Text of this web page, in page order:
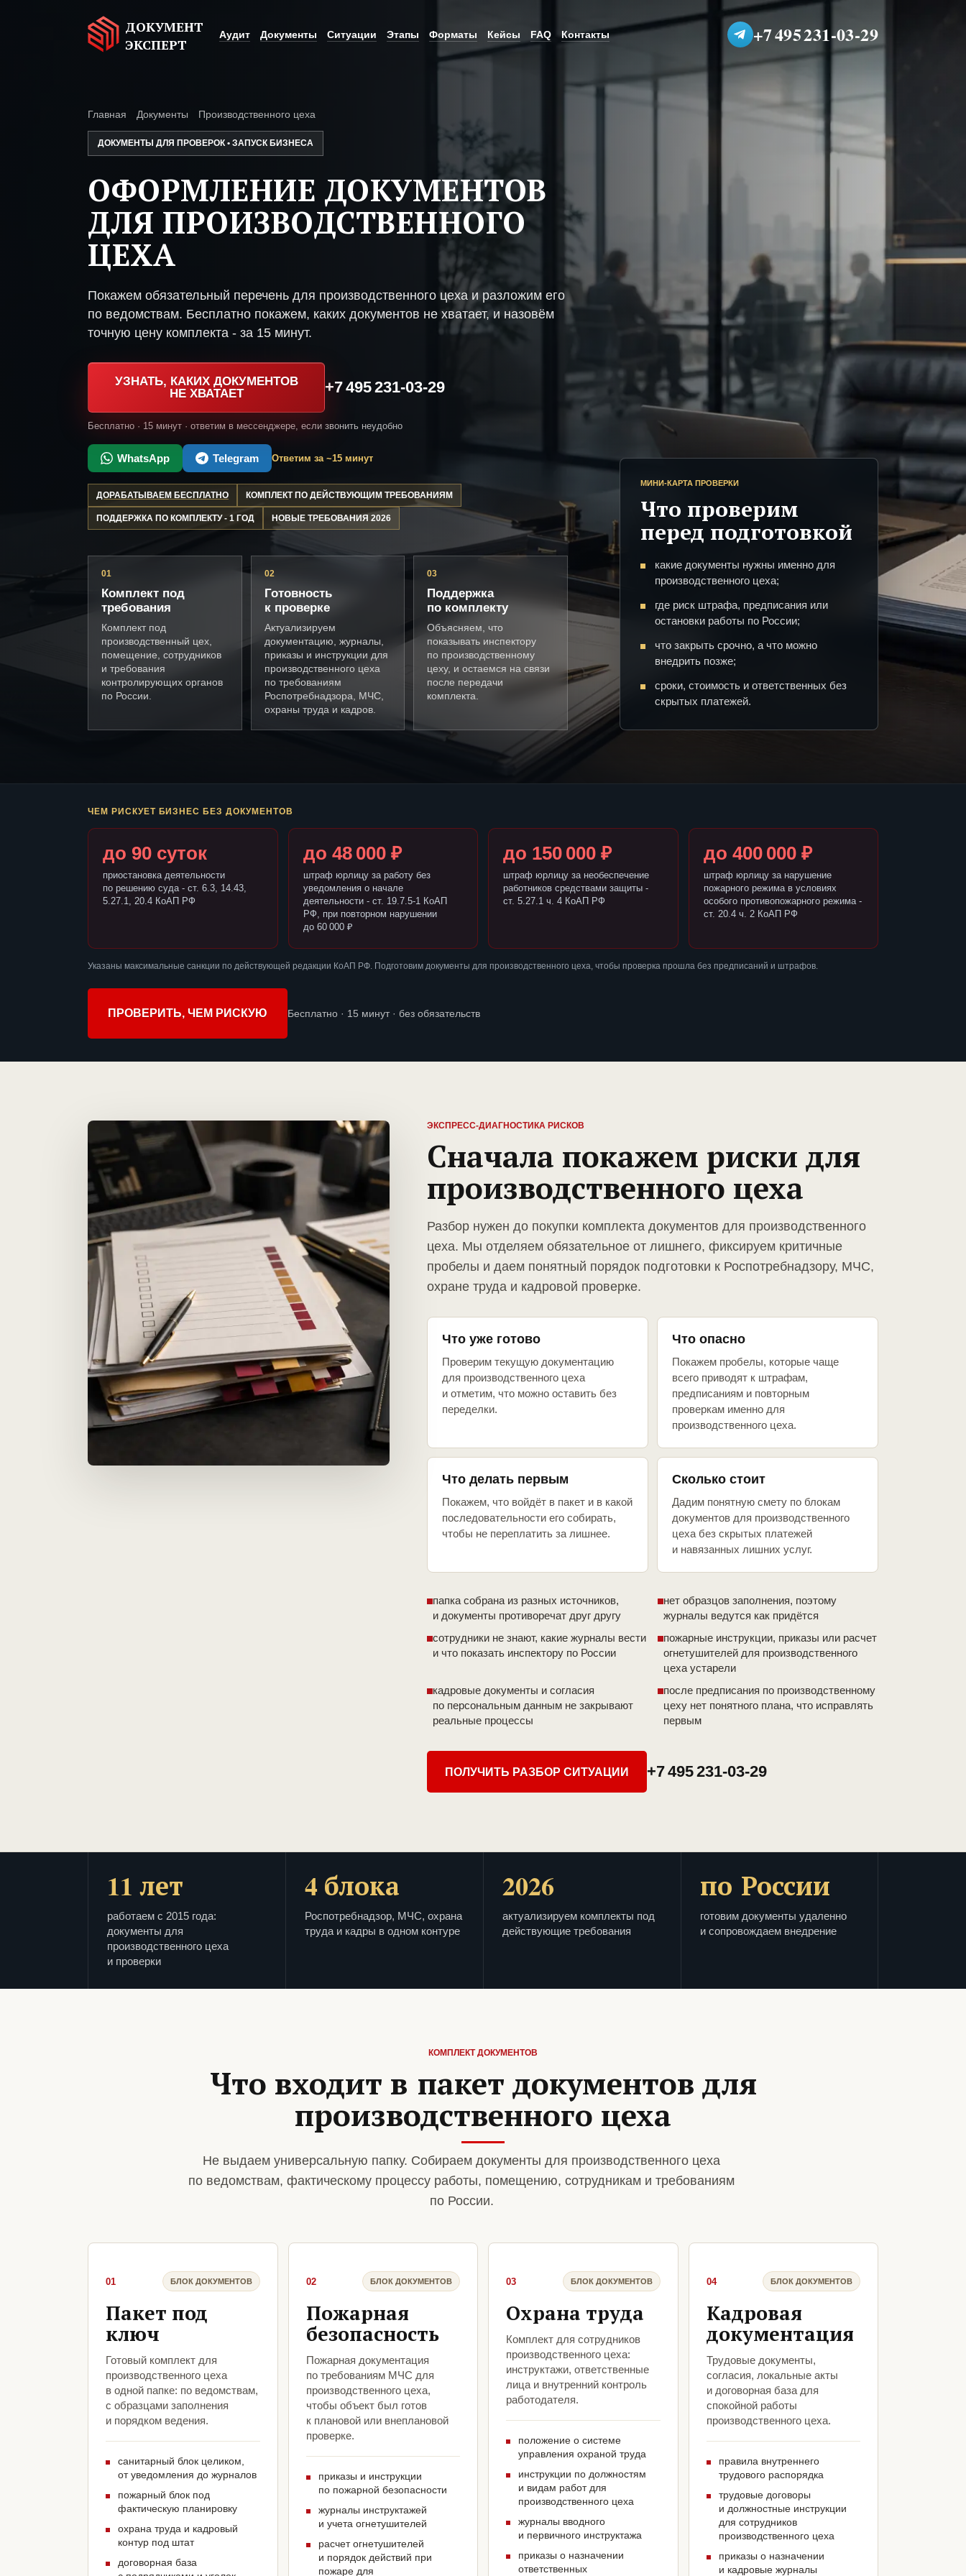
ДОКУМЕНТ
ЭКСПЕРТ
Аудит Документы Ситуации Этапы Форматы Кейсы FAQ Контакты +7 495 231-03-29
Главная Документы Производственного цеха
ДОКУМЕНТЫ ДЛЯ ПРОВЕРОК • ЗАПУСК БИЗНЕСА
ОФОРМЛЕНИЕ ДОКУМЕНТОВ
ДЛЯ ПРОИЗВОДСТВЕННОГО
ЦЕХА
Покажем обязательный перечень для производственного цеха и разложим его
по ведомствам. Бесплатно покажем, каких документов не хватает, и назовём
точную цену комплекта - за 15 минут.
УЗНАТЬ, КАКИХ ДОКУМЕНТОВ
НЕ ХВАТАЕТ
+7 495 231-03-29
Бесплатно · 15 минут · ответим в мессенджере, если звонить неудобно
WhatsApp Telegram Ответим за ~15 минут
ДОРАБАТЫВАЕМ БЕСПЛАТНО КОМПЛЕКТ ПО ДЕЙСТВУЮЩИМ ТРЕБОВАНИЯМ
ПОДДЕРЖКА ПО КОМПЛЕКТУ - 1 ГОД НОВЫЕ ТРЕБОВАНИЯ 2026
01
Комплект под
требования
Комплект под
производственный цех,
помещение, сотрудников
и требования
контролирующих органов
по России.
02
Готовность
к проверке
Актуализируем
документацию, журналы,
приказы и инструкции для
производственного цеха
по требованиям
Роспотребнадзора, МЧС,
охраны труда и кадров.
03
Поддержка
по комплекту
Объясняем, что
показывать инспектору
по производственному
цеху, и остаемся на связи
после передачи
комплекта.
МИНИ-КАРТА ПРОВЕРКИ
Что проверим
перед подготовкой
какие документы нужны именно для
производственного цеха;
где риск штрафа, предписания или
остановки работы по России;
что закрыть срочно, а что можно
внедрить позже;
сроки, стоимость и ответственных без
скрытых платежей.
ЧЕМ РИСКУЕТ БИЗНЕС БЕЗ ДОКУМЕНТОВ
до 90 суток
приостановка деятельности
по решению суда - ст. 6.3, 14.43,
5.27.1, 20.4 КоАП РФ
до 48 000 ₽
штраф юрлицу за работу без
уведомления о начале
деятельности - ст. 19.7.5-1 КоАП
РФ, при повторном нарушении
до 60 000 ₽
до 150 000 ₽
штраф юрлицу за необеспечение
работников средствами защиты -
ст. 5.27.1 ч. 4 КоАП РФ
до 400 000 ₽
штраф юрлицу за нарушение
пожарного режима в условиях
особого противопожарного режима -
ст. 20.4 ч. 2 КоАП РФ
Указаны максимальные санкции по действующей редакции КоАП РФ. Подготовим документы для производственного цеха, чтобы проверка прошла без предписаний и штрафов.
ПРОВЕРИТЬ, ЧЕМ РИСКУЮ Бесплатно · 15 минут · без обязательств
ЭКСПРЕСС-ДИАГНОСТИКА РИСКОВ
Сначала покажем риски для
производственного цеха
Разбор нужен до покупки комплекта документов для производственного
цеха. Мы отделяем обязательное от лишнего, фиксируем критичные
пробелы и даем понятный порядок подготовки к Роспотребнадзору, МЧС,
охране труда и кадровой проверке.
Что уже готово
Проверим текущую документацию
для производственного цеха
и отметим, что можно оставить без
переделки.
Что опасно
Покажем пробелы, которые чаще
всего приводят к штрафам,
предписаниям и повторным
проверкам именно для
производственного цеха.
Что делать первым
Покажем, что войдёт в пакет и в какой
последовательности его собирать,
чтобы не переплатить за лишнее.
Сколько стоит
Дадим понятную смету по блокам
документов для производственного
цеха без скрытых платежей
и навязанных лишних услуг.
папка собрана из разных источников,
и документы противоречат друг другу
нет образцов заполнения, поэтому
журналы ведутся как придётся
сотрудники не знают, какие журналы вести
и что показать инспектору по России
пожарные инструкции, приказы или расчет
огнетушителей для производственного
цеха устарели
кадровые документы и согласия
по персональным данным не закрывают
реальные процессы
после предписания по производственному
цеху нет понятного плана, что исправлять
первым
ПОЛУЧИТЬ РАЗБОР СИТУАЦИИ +7 495 231-03-29
11 лет
работаем с 2015 года:
документы для
производственного цеха
и проверки
4 блока
Роспотребнадзор, МЧС, охрана
труда и кадры в одном контуре
2026
актуализируем комплекты под
действующие требования
по России
готовим документы удаленно
и сопровождаем внедрение
КОМПЛЕКТ ДОКУМЕНТОВ
Что входит в пакет документов для
производственного цеха
Не выдаем универсальную папку. Собираем документы для производственного цеха
по ведомствам, фактическому процессу работы, помещению, сотрудникам и требованиям
по России.
01 БЛОК ДОКУМЕНТОВ
Пакет под
ключ
Готовый комплект для
производственного цеха
в одной папке: по ведомствам,
с образцами заполнения
и порядком ведения.
санитарный блок целиком,
от уведомления до журналов
пожарный блок под
фактическую планировку
охрана труда и кадровый
контур под штат
договорная база
02 БЛОК ДОКУМЕНТОВ
Пожарная
безопасность
Пожарная документация
по требованиям МЧС для
производственного цеха,
чтобы объект был готов
к плановой или внеплановой
проверке.
приказы и инструкции
по пожарной безопасности
журналы инструктажей
и учета огнетушителей
расчет огнетушителей
и порядок действий при
пожаре для
03 БЛОК ДОКУМЕНТОВ
Охрана труда
Комплект для сотрудников
производственного цеха:
инструктажи, ответственные
лица и внутренний контроль
работодателя.
положение о системе
управления охраной труда
инструкции по должностям
и видам работ для
производственного цеха
журналы вводного
и первичного инструктажа
приказы о назначении
ответственных
04 БЛОК ДОКУМЕНТОВ
Кадровая
документация
Трудовые документы,
согласия, локальные акты
и договорная база для
спокойной работы
производственного цеха.
правила внутреннего
трудового распорядка
трудовые договоры
и должностные инструкции
для сотрудников
производственного цеха
приказы о назначении
и кадровые журналы